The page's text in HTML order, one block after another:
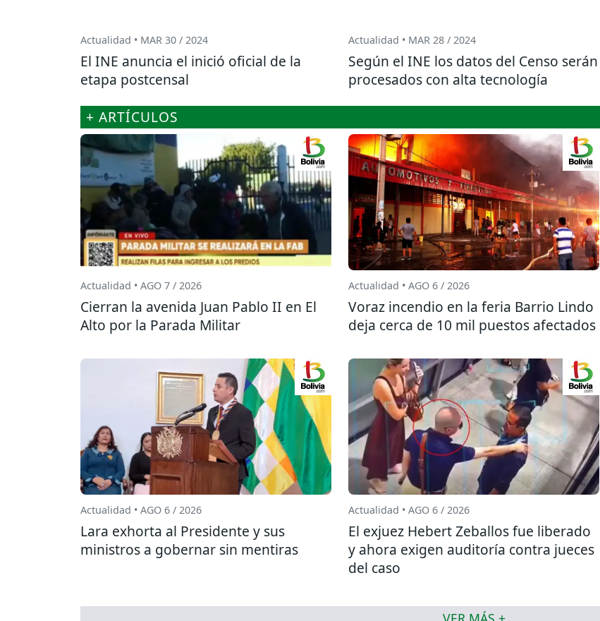
Actualidad • MAR 30 / 2024
El INE anuncia el inició oficial de la
etapa postcensal
Actualidad • MAR 28 / 2024
Según el INE los datos del Censo serán
procesados con alta tecnología
+ ARTÍCULOS
Actualidad • AGO 7 / 2026
Cierran la avenida Juan Pablo II en El
Alto por la Parada Militar
Actualidad • AGO 6 / 2026
Voraz incendio en la feria Barrio Lindo
deja cerca de 10 mil puestos afectados
Actualidad • AGO 6 / 2026
Lara exhorta al Presidente y sus
ministros a gobernar sin mentiras
Actualidad • AGO 6 / 2026
El exjuez Hebert Zeballos fue liberado
y ahora exigen auditoría contra jueces
del caso